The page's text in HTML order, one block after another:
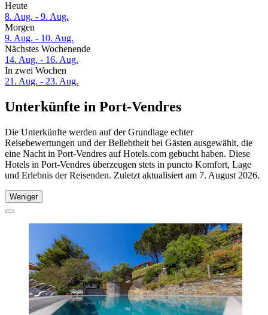
Heute
8. Aug. - 9. Aug.
Morgen
9. Aug. - 10. Aug.
Nächstes Wochenende
14. Aug. - 16. Aug.
In zwei Wochen
21. Aug. - 23. Aug.
Unterkünfte in Port-Vendres
Die Unterkünfte werden auf der Grundlage echter
Reisebewertungen und der Beliebtheit bei Gästen ausgewählt, die
eine Nacht in Port-Vendres auf Hotels.com gebucht haben. Diese
Hotels in Port-Vendres überzeugen stets in puncto Komfort, Lage
und Erlebnis der Reisenden. Zuletzt aktualisiert am 7. August 2026.
Weniger